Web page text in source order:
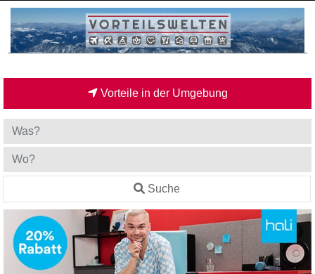
Vorteile in der Umgebung
Suche